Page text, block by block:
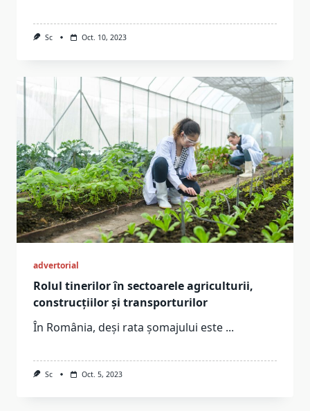
Sc Oct. 10, 2023
advertorial
Rolul tinerilor în sectoarele agriculturii,
construcțiilor și transporturilor
În România, deși rata șomajului este ...
Sc Oct. 5, 2023